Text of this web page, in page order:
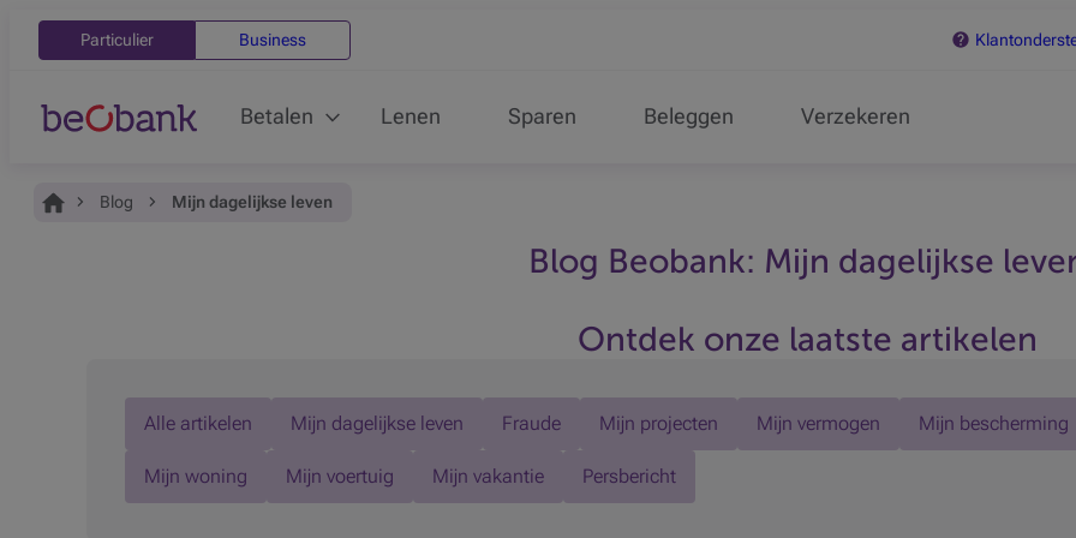
Particulier Business
Betalen Lenen Sparen Beleggen Verzekeren
Je bent hier:
Home Blog Mijn dagelijkse leven
Blog Beobank: Mijn dagelijkse
Ontdek onze laatste artikelen
Alle artikelen Mijn dagelijkse leven Fraude Mijn projecten Mijn vermogen Mijn bescherming
Mijn woning Mijn voertuig Mijn vakantie Persbericht